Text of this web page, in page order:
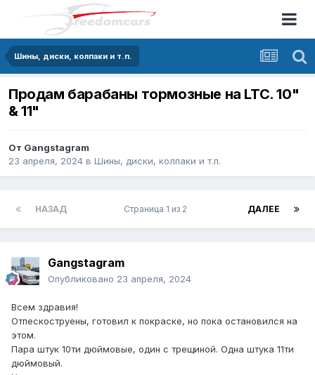
Шины, диски, колпаки и т.п.
Продам барабаны тормозные на LTC. 10"
& 11"
От Gangstagram
23 апреля, 2024 в Шины, диски, колпаки и т.п.
НАЗАД ДАЛЕЕ
Страница 1 из 2
Gangstagram
Опубликовано 23 апреля, 2024
Всем здравия!
Отпескоструены, готовил к покраске, но пока остановился на
этом.
Пара штук 10ти дюймовые, один с трещиной. Одна штука 11ти
дюймовый.